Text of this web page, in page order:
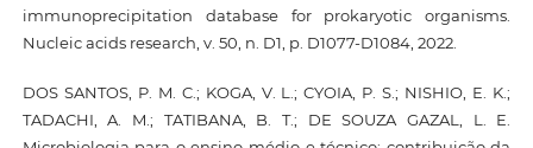
immunoprecipitation database for prokaryotic organisms.
Nucleic acids research, v. 50, n. D1, p. D1077-D1084, 2022.
DOS SANTOS, P. M. C.; KOGA, V. L.; CYOIA, P. S.; NISHIO, E. K.;
TADACHI, A. M.; TATIBANA, B. T.; DE SOUZA GAZAL, L. E.